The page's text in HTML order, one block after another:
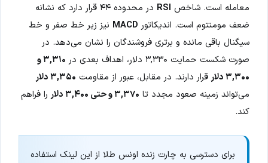
معامله است. شاخص RSI
در محدوده ۴۴ قرار دارد که نشانه
ضعف مومنتوم است. اندیکاتور MACD نیز زیر خط صفر و خط
سیگنال باقی مانده و برتری فروشندگان را نشان می‌دهد. در
صورت شکست حمایت ۳,۳۳۰ دلار، اهداف بعدی در
۳,۳۱۰ و
۳,۳۰۰ دلار
قرار دارند. در مقابل، عبور از مقاومت ۳,۳۵۰ دلار
می‌تواند زمینه صعود مجدد تا ۳,۳۷۰ و حتی ۳,۴۰۰ دلار
را فراهم
کند.
برای دسترسی به چارت زنده اونس طلا از این لینک استفاده